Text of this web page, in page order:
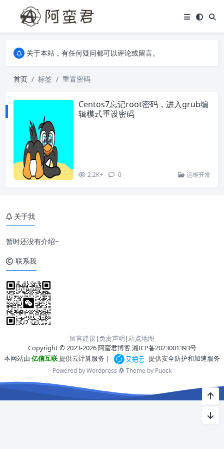
关于本站，有任何疑问都可以评论或留言。
关于本站，有任何疑问都可以评论或留言。
首页
标签 重置密码
Centos7忘记root密码，进入grub编
辑模式重设密码
2.2K+ 0 运维开发
关于我
暂时还没有介绍~
联系我
留言建议 |免责声明 |站点地图
Copyright © 2023-2026 阿蛮君博客 湘ICP备2023001393号
本网站由 亿信互联提供云计算服务 | 提供安全防护和加速服务
Powered by Wordpress Theme by Puock